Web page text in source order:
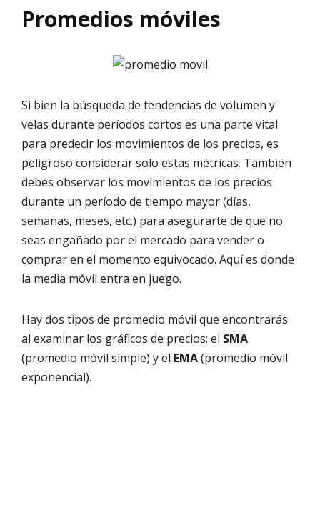
Promedios móviles
Si bien la búsqueda de tendencias de volumen y
velas durante períodos cortos es una parte vital
para predecir los movimientos de los precios, es
peligroso considerar solo estas métricas. También
debes observar los movimientos de los precios
durante un período de tiempo mayor (días,
semanas, meses, etc.) para asegurarte de que no
seas engañado por el mercado para vender o
comprar en el momento equivocado. Aquí es donde
la media móvil entra en juego.
Hay dos tipos de promedio móvil que encontrarás
al examinar los gráficos de precios: el SMA
(promedio móvil simple) y el EMA(promedio móvil
exponencial).